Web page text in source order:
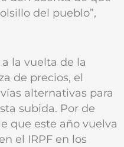
del pueblo”,
la vuelta de la
de precios, el
alternativas para
subida. Por de
que este año vuelva
el IRPF en los